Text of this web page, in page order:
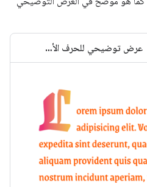
عرض توضيحي للحرف الأول